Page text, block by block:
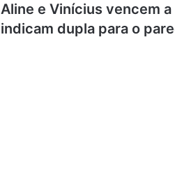
Aline e Vinícius vencem
indicam dupla para o